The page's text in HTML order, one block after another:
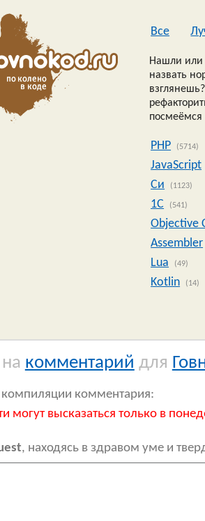
Все
Нашли или
назвать
посмеёмся
PHP (5714)
JavaScript
Си
(1123)
1C (541)
Objective
Assembler
Lua
(49)
Kotlin (14)
комментарий для
комментария:
могут высказаться только в
, находясь в здравом уме и